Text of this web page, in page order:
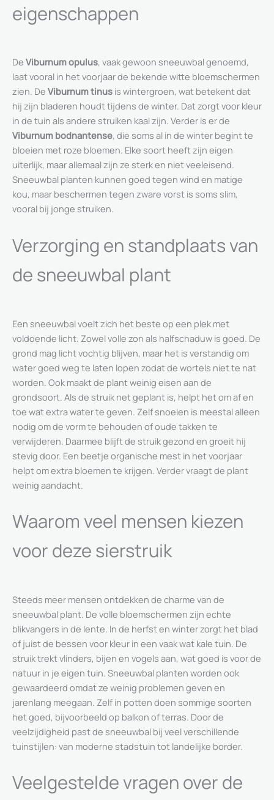
eigenschappen
De Viburnum opulus, vaak gewoon sneeuwbal genoemd,
laat vooral in het voorjaar de bekende witte bloemschermen
zien. De Viburnum tinus is wintergroen, wat betekent dat
hij zijn bladeren houdt tijdens de winter. Dat zorgt voor kleur
in de tuin als andere struiken kaal zijn. Verder is er de
Viburnum bodnantense, die soms al in de winter begint te
bloeien met roze bloemen. Elke soort heeft zijn eigen
uiterlijk, maar allemaal zijn ze sterk en niet veeleisend.
Sneeuwbal planten kunnen goed tegen wind en matige
kou, maar beschermen tegen zware vorst is soms slim,
vooral bij jonge struiken.
Verzorging en standplaats van
de sneeuwbal plant
Een sneeuwbal voelt zich het beste op een plek met
voldoende licht. Zowel volle zon als halfschaduw is goed. De
grond mag licht vochtig blijven, maar het is verstandig om
water goed weg te laten lopen zodat de wortels niet te nat
worden. Ook maakt de plant weinig eisen aan de
grondsoort. Als de struik net geplant is, helpt het om af en
toe wat extra water te geven. Zelf snoeien is meestal alleen
nodig om de vorm te behouden of oude takken te
verwijderen. Daarmee blijft de struik gezond en groeit hij
stevig door. Een beetje organische mest in het voorjaar
helpt om extra bloemen te krijgen. Verder vraagt de plant
weinig aandacht.
Waarom veel mensen kiezen
voor deze sierstruik
Steeds meer mensen ontdekken de charme van de
sneeuwbal plant. De volle bloemschermen zijn echte
blikvangers in de lente. In de herfst en winter zorgt het blad
of juist de bessen voor kleur in een vaak wat kale tuin. De
struik trekt vlinders, bijen en vogels aan, wat goed is voor de
natuur in je eigen tuin. Sneeuwbal planten worden ook
gewaardeerd omdat ze weinig problemen geven en
jarenlang meegaan. Zelf in potten doen sommige soorten
het goed, bijvoorbeeld op balkon of terras. Door de
veelzijdigheid past de sneeuwbal bij veel verschillende
tuinstijlen: van moderne stadstuin tot landelijke border.
Veelgestelde vragen over de